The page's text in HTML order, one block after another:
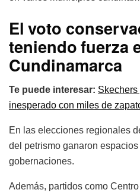
El voto
teniendo fuerza
Cundinamarca
Te puede interesar:
inesperado con miles de
En las elecciones regionales
del petrismo ganaron
gobernaciones.
Además, partidos como